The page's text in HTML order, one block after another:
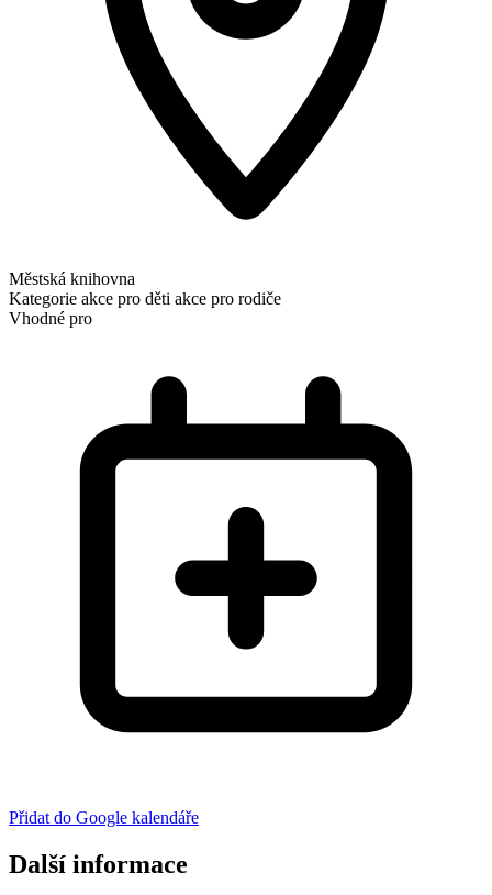
Městská knihovna
Kategorie akce pro děti akce pro rodiče
Vhodné pro
Přidat do Google kalendáře
Další informace